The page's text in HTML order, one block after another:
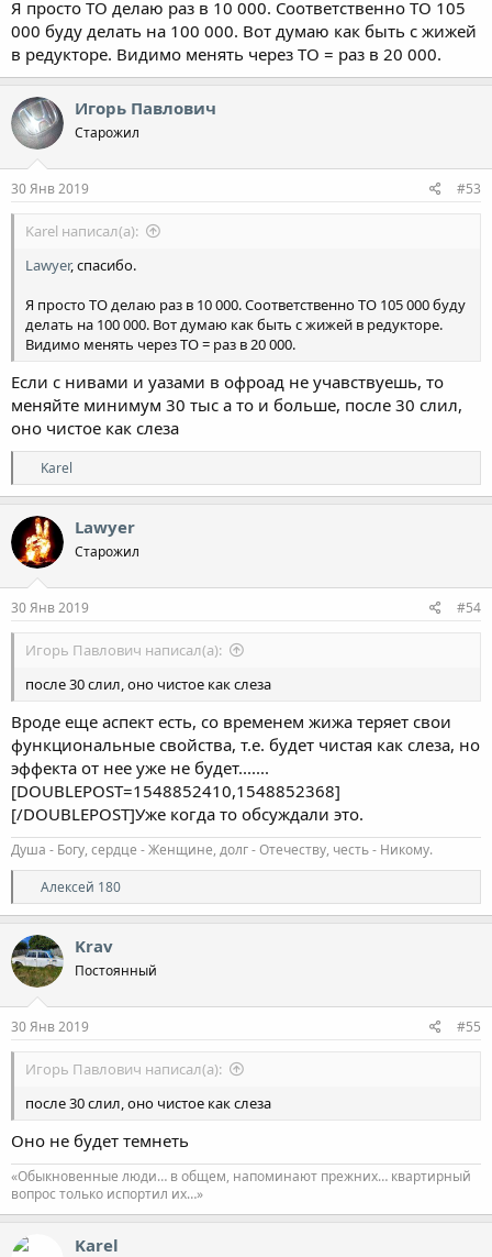
Я просто ТО делаю раз в 10 000. Соответственно ТО 105
000 буду делать на 100 000. Вот думаю как быть с жижей
в редукторе. Видимо менять через ТО = раз в 20 000.
Игорь Павлович
Старожил
30 Янв 2019 #53
Karel написал(а):
Lawyer, спасибо.
Я просто ТО делаю раз в 10 000. Соответственно ТО 105 000 буду
делать на 100 000. Вот думаю как быть с жижей в редукторе.
Видимо менять через ТО = раз в 20 000.
Если с нивами и уазами в офроад не учавствуешь, то
меняйте минимум 30 тыс а то и больше, после 30 слил,
оно чистое как слеза
Р
е
а
к
ц
и
и
:
Karel
Lawyer
Старожил
30 Янв 2019 #54
Игорь Павлович написал(а):
после 30 слил, оно чистое как слеза
Вроде еще аспект есть, со временем жижа теряет свои
функциональные свойства, т.е. будет чистая как слеза, но
эффекта от нее уже не будет.......
[DOUBLEPOST=1548852410,1548852368]
[/DOUBLEPOST]Уже когда то обсуждали это.
Душа - Богу, сердце - Женщине, долг - Отечеству, честь - Никому.
Р
е
а
к
ц
и
и
:
Алексей 180
Krav
Постоянный
30 Янв 2019 #55
Игорь Павлович написал(а):
после 30 слил, оно чистое как слеза
Оно не будет темнеть
«Обыкновенные люди… в общем, напоминают прежних… квартирный
вопрос только испортил их…»
Karel